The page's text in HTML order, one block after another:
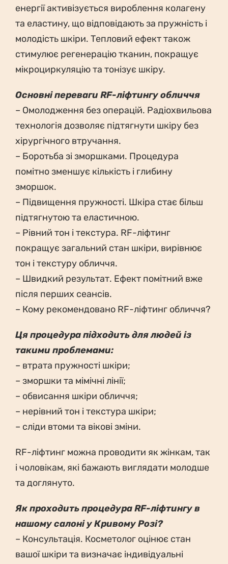
енергії активізується вироблення колагену
та еластину, що відповідають за пружність і
молодість шкіри. Тепловий ефект також
стимулює регенерацію тканин, покращує
мікроциркуляцію та тонізує шкіру.
Основні переваги RF-ліфтингу обличчя
– Омолодження без операцій. Радіохвильова
технологія дозволяє підтягнути шкіру без
хірургічного втручання.
– Боротьба зі зморшками. Процедура
помітно зменшує кількість і глибину
зморшок.
– Підвищення пружності. Шкіра стає більш
підтягнутою та еластичною.
– Рівний тон і текстура. RF-ліфтинг
покращує загальний стан шкіри, вирівнює
тон і текстуру обличчя.
– Швидкий результат. Ефект помітний вже
після перших сеансів.
– Кому рекомендовано RF-ліфтинг обличчя?
Ця процедура підходить для людей із
такими проблемами:
– втрата пружності шкіри;
– зморшки та мімічні лінії;
– обвисання шкіри обличчя;
– нерівний тон і текстура шкіри;
– сліди втоми та вікові зміни.
RF-ліфтинг можна проводити як жінкам, так
і чоловікам, які бажають виглядати молодше
та доглянуто.
Як проходить процедура RF-ліфтингу в
нашому салоні у Кривому Розі?
– Консультація. Косметолог оцінює стан
вашої шкіри та визначає індивідуальні